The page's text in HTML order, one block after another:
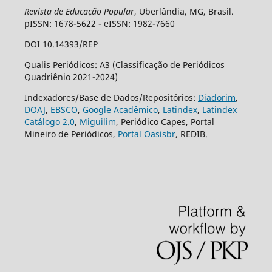
Revista de Educação Popular, Uberlândia, MG, Brasil.
pISSN: 1678-5622 - eISSN: 1982-7660
DOI 10.14393/REP
Qualis Periódicos: A3 (Classificação de Periódicos
Quadriênio 2021-2024)
Indexadores/Base de Dados/Repositórios: Diadorim,
DOAJ, EBSCO, Google Acadêmico, Latindex, Latindex
Catálogo 2.0, Miguilim, Periódico Capes, Portal
Mineiro de Periódicos, Portal Oasisbr, REDIB.